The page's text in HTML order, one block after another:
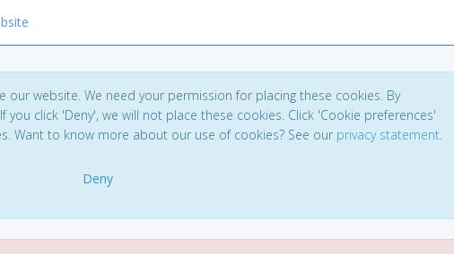
website. We need your permission for placing these cookies. By
click 'Deny', we will not place these cookies. Click 'Cookie preferences'
Want to know more about our use of cookies? See our privacy statement.
Deny